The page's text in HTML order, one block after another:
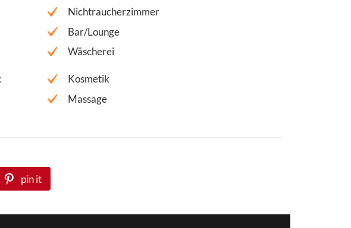
Nichtraucherzimmer
Bar/Lounge
Wäscherei
Kosmetik
Massage
pin it